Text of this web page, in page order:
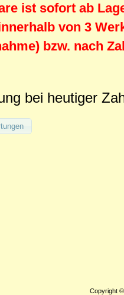
ist sofort ab
von 3
bzw. nach
bei heutiger
Copyright